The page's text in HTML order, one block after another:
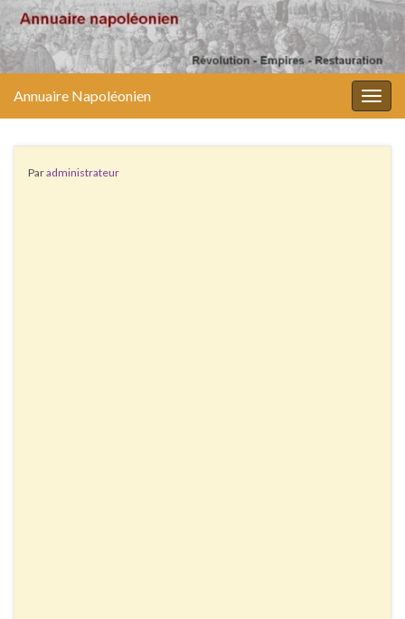
Annuaire Napoléonien
Paradministrateur